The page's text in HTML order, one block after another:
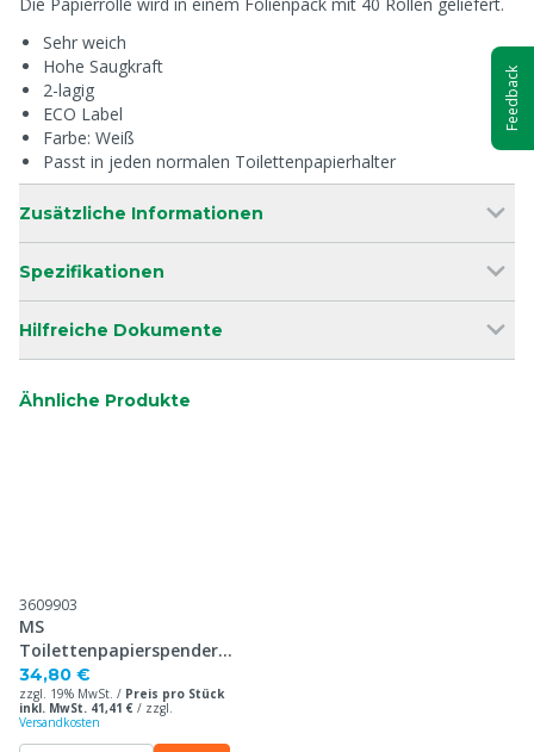
Sehr weich
Hohe Saugkraft
2-lagig
ECO Label
Farbe: Weiß
Passt in jeden normalen Toilettenpapierhalter
Zusätzliche Informationen
Spezifikationen
Hilfreiche Dokumente
Ähnliche Produkte
3609903
MS
Toilettenpapierspender,
doppelt
34,80 €
zzgl. 19% MwSt. / Preis pro Stück
inkl. MwSt. 41,41 € / zzgl.
Versandkosten
Feedback